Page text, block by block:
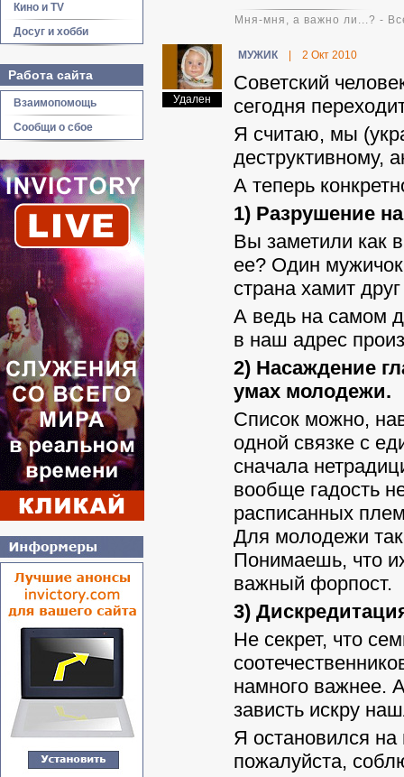
Кино и TV
Досуг и хобби
Работа сайта
Взаимопомощь
Сообщи о сбое
Мня-мня, а важно ли...? -
Удален
МУЖИК 2 Окт 2010
Советский
сегодня
Я считаю, мы
деструктивному,
А теперь
1) Разрушение
Вы заметили как
ее? Один
страна хамит друг
А ведь на самом
в наш адрес
2) Насаждение
умах молодежи.
Список можно,
одной связке с
сначала
вообще гадость
расписанных
Для молодежи
Понимаешь, что
важный форпост.
3)
Не секрет, что
намного важнее.
зависть искру
Я остановился на
пожалуйста,